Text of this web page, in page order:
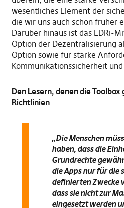
wesentliches Element der
die wir uns auch schon früher
Darüber hinaus ist das EDRi-
Option der Dezentralisierung
Option sowie für starke
Kommunikationssicherheit und
Den Lesern, denen die
Richtlinien
„Die Menschen
haben, dass die
Grundrechte
die Apps nur für die
definierten Zwecke
dass sie nicht zur
eingesetzt werden